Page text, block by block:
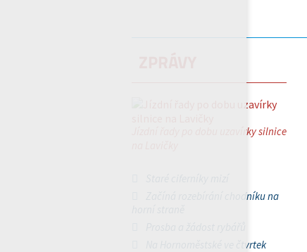
Jízdní řady po dobu uzavírky silnice
Začíná rozebírání chodníku na
Na Hornoměstské ve čtvrtek